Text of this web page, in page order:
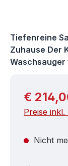
Tiefenreine
Zuhause Der
Regulärer
€
Preise
Nicht